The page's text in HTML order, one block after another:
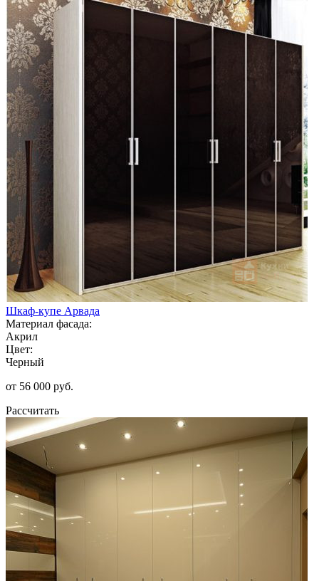
Шкаф-купе Арвада
Материал фасада:
Акрил
Цвет:
Черный
от 56 000 руб.
Рассчитать